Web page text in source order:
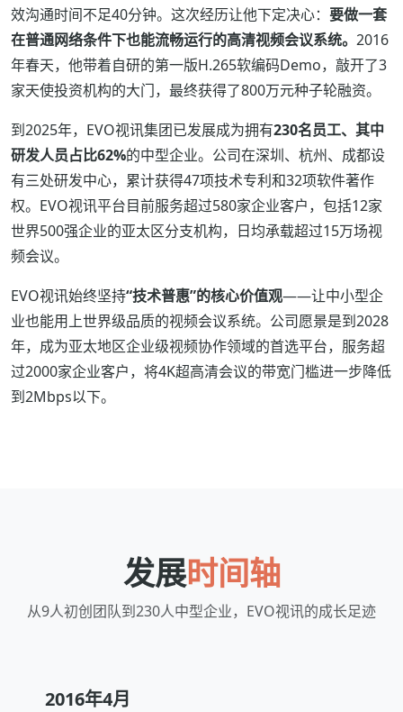
效沟通时间不足40分钟。这次经历让他下定决心： 要做一套
在普通网络条件下也能流畅运行的高清视频会议系统。 2016
年春天，他带着自研的第一版H.265软编码Demo，敲开了3
家天使投资机构的大门，最终获得了800万元种子轮融资。
到2025年，EVO视讯集团已发展成为拥有230名员工、其中
研发人员占比62%的中型企业。公司在深圳、杭州、成都设
有三处研发中心，累计获得47项技术专利和32项软件著作
权。EVO视讯平台目前服务超过580家企业客户，包括12家
世界500强企业的亚太区分支机构，日均承载超过15万场视
频会议。
EVO视讯始终坚持“技术普惠”的核心价值观——让中小型企
业也能用上世界级品质的视频会议系统。公司愿景是到2028
年，成为亚太地区企业级视频协作领域的首选平台，服务超
过2000家企业客户，将4K超高清会议的带宽门槛进一步降低
到2Mbps以下。
发展时间轴
从9人初创团队到230人中型企业，EVO视讯的成长足迹
2016年4月